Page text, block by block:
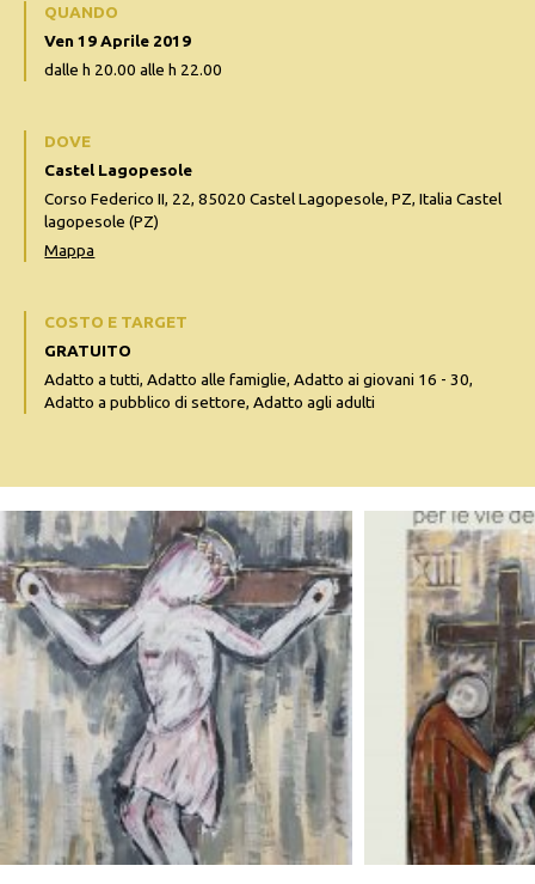
QUANDO
Ven 19 Aprile 2019
dalle h 20.00 alle h 22.00
DOVE
Castel Lagopesole
Corso Federico II, 22, 85020 Castel Lagopesole, PZ, Italia Castel
lagopesole (PZ)
Mappa
COSTO E TARGET
GRATUITO
Adatto a tutti, Adatto alle famiglie, Adatto ai giovani 16 - 30,
Adatto a pubblico di settore, Adatto agli adulti